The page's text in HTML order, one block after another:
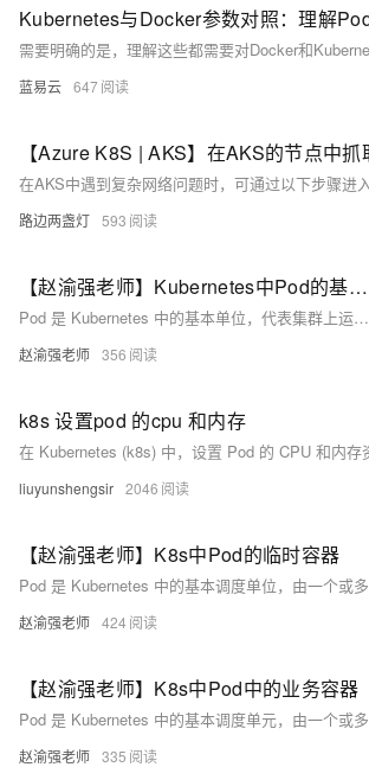
蓝易云 647
路边两盏灯 593
【赵渝强老师】Kubernetes中Pod的基础容器
Pod 是 Kubernetes 中的基本单位，代表集群上运行的一个进程。它由一个或多个容器组成，包括业务容器、基础容器、初始化容器和临时容器。基础容器负责维护 Pod 的网络空间，对用户透明。文中附有图片和视频讲解，详细介绍了 Pod 的组成结构及其在网络配置中的作用。
赵渝强老师 356
k8s 设置pod 的cpu 和内存
liuyunshengsir 2046
【赵渝强老师】K8s中Pod的临时容器
赵渝强老师 424
【赵渝强老师】K8s中Pod中的业务容器
赵渝强老师 335